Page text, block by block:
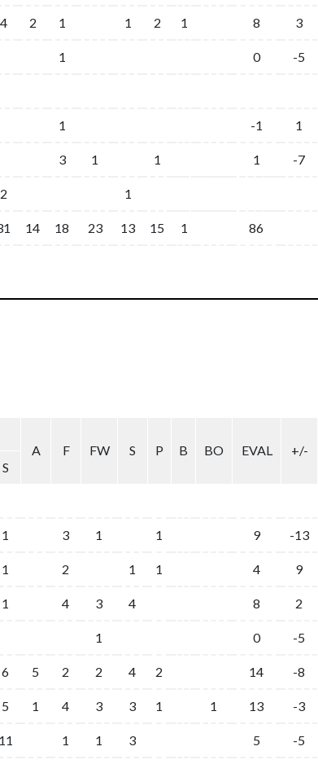
4 2 1 1 2 1 8 3
1 0 -5
1 -1 1
3 1 1 1 -7
2 1
14 18 23 13 15 1 86
A
F FW S P B BO EVAL
+/-
S
1 3 1 1 9 -13
1 2 1 1 4 9
1 4 3 4 8 2
1 0 -5
6 5 2 2 4 2 14 -8
5 1 4 3 3 1 1 13 -3
11 1 1 3 5 -5